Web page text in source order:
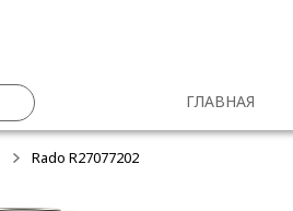
ГЛАВНАЯ
Rado R27077202